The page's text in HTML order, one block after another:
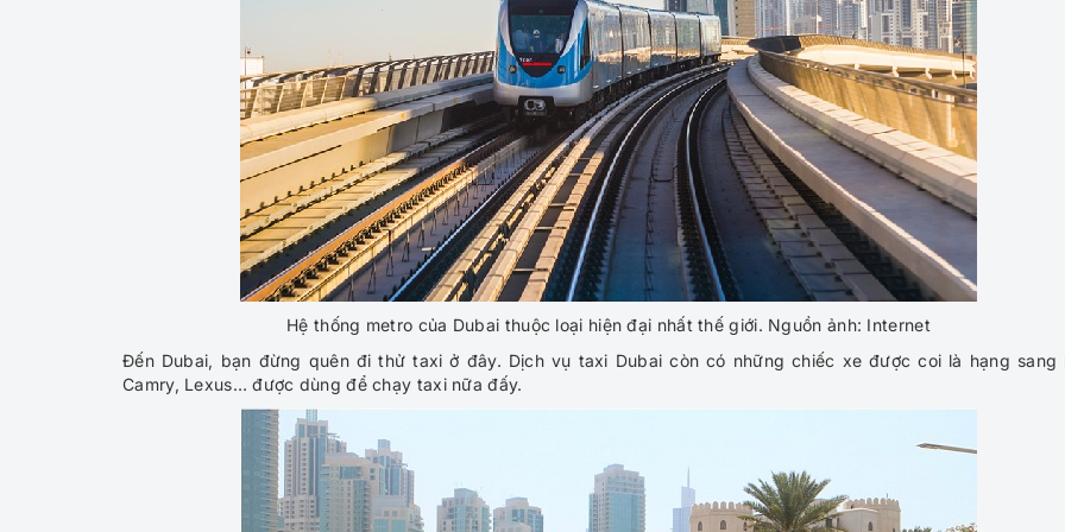
Hệ thống metro của Dubai thuộc loại hiện đại nhất thế giới. Nguồn ảnh: Internet
Đến Dubai, bạn đừng quên đi thử taxi ở đây. Dịch vụ taxi Dubai còn có những chiếc xe được coi là hạng sang
Camry, Lexus… được dùng để chạy taxi nữa đấy.